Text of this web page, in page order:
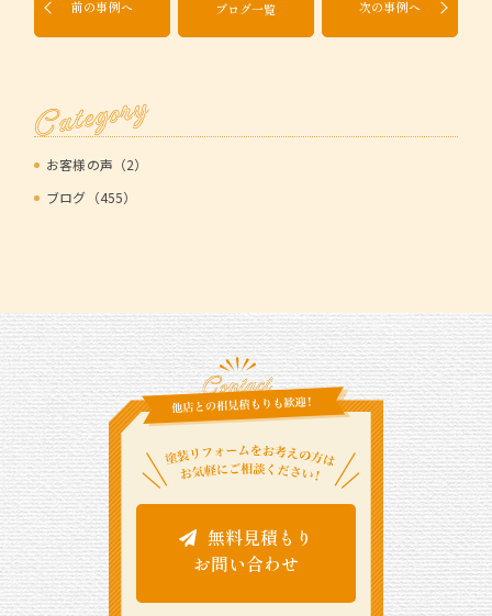
前の事例へ ブログ一覧 次の事例へ
Category
お客様の声（2）
ブログ（455）
無料見積もり
お問い合わせ